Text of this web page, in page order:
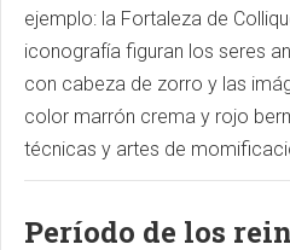
ejemplo: la Fortaleza de
iconografía figuran los seres
con cabeza de zorro y las
color marrón crema y rojo
técnicas y artes de
Período de los